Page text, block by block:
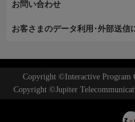
お問い合わせ
お客さまのデータ利用･外部送信
Copyright ©Interactive Program
Copyright ©Jupiter